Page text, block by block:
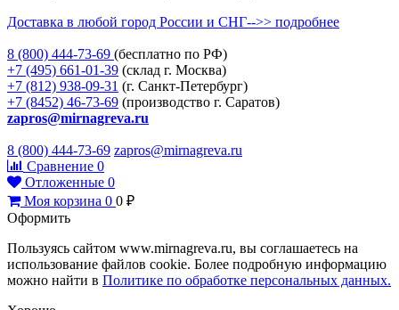
Доставка в любой город России и СНГ-->> подробнее
8 (800) 444-73-69 (бесплатно по РФ)
+7 (495) 661-01-39 (склад г. Москва)
+7 (812) 938-09-31 (г. Санкт-Петербург)
+7 (8452) 46-73-69 (производство г. Саратов)
zapros@mirnagreva.ru
8 (800) 444-73-69 zapros@mirnagreva.ru
Сравнение 0
Отложенные 0
Моя корзина 0 0 ₽
Оформить
Пользуясь сайтом www.mirnagreva.ru, вы соглашаетесь на
использование файлов cookie. Более подробную информацию
можно найти в Политике по обработке персональных данных.